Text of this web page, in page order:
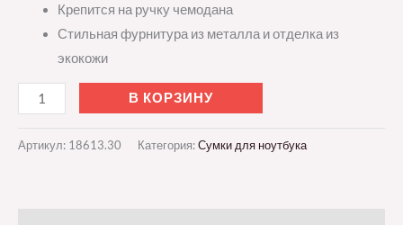
Крепится на ручку чемодана
Стильная фурнитура из металла и отделка из
экокожи
В КОРЗИНУ
Артикул: 18613.30 Категория:Сумки для ноутбука